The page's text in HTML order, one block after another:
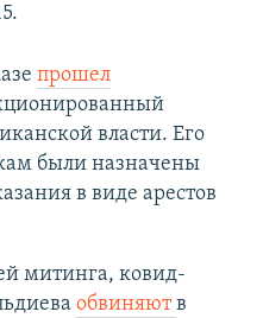
прошел
власти. Его
были назначены
в виде арестов
митинга, ковид-
обвиняютв